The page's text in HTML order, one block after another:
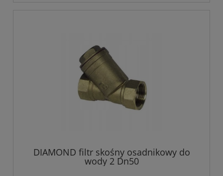
DIAMOND filtr skośny osadnikowy do
wody 2 Dn50